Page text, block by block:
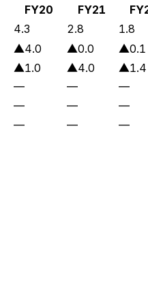
FY20 FY21
4.3 2.8 1.8
▲4.0 ▲0.0 ▲0.1
▲1.0 ▲4.0 ▲1.4
— — —
— — —
— — —